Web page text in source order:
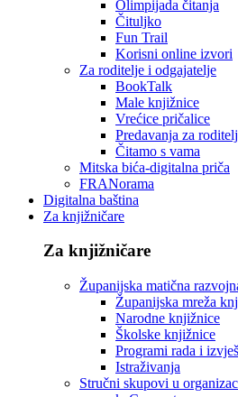
Olimpijada čitanja
Čituljko
Fun Trail
Korisni online izvori
Za roditelje i odgajatelje
BookTalk
Male knjižnice
Vrećice pričalice
Predavanja za
Čitamo s vama
Mitska bića-digitalna priča
FRANorama
Digitalna baština
Za knjižničare
Za knjižničare
Županijska matična
Županijska mreža
Narodne knjižnice
Školske knjižnice
Programi rada i
Istraživanja
Stručni skupovi u